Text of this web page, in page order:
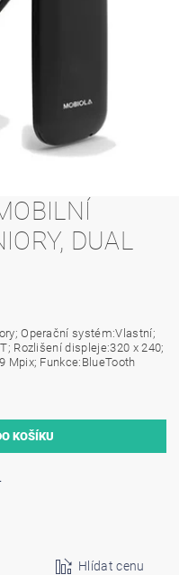
DUAL
Operační systém:Vlastní;
Rozlišení displeje:320 x 240;
Mpix; Funkce:BlueTooth
Hlídat cenu